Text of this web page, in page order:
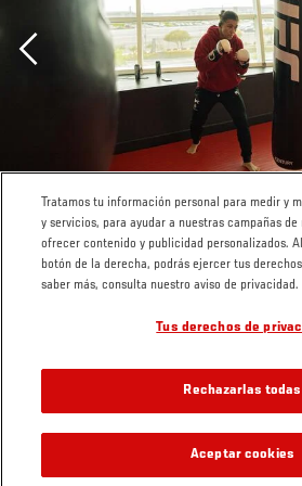
Previous
Tratamos tu información personal para medir y
y servicios, para ayudar a nuestras campañas
ofrecer contenido y publicidad personalizados.
botón de la derecha, podrás ejercer tus
saber más, consulta nuestro aviso de privacidad.
Tus derechos de
Rechazarlas todas
Aceptar cookies